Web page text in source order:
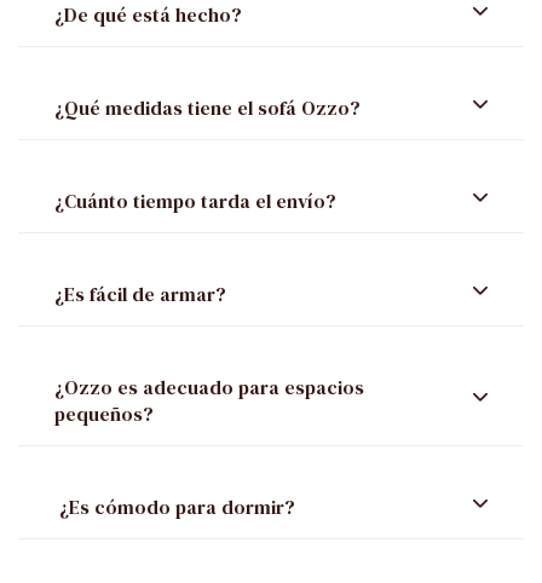
¿De qué está hecho?
¿Qué medidas tiene el sofá Ozzo?
¿Cuánto tiempo tarda el envío?
¿Es fácil de armar?
¿Ozzo es adecuado para espacios
pequeños?
¿Es cómodo para dormir?